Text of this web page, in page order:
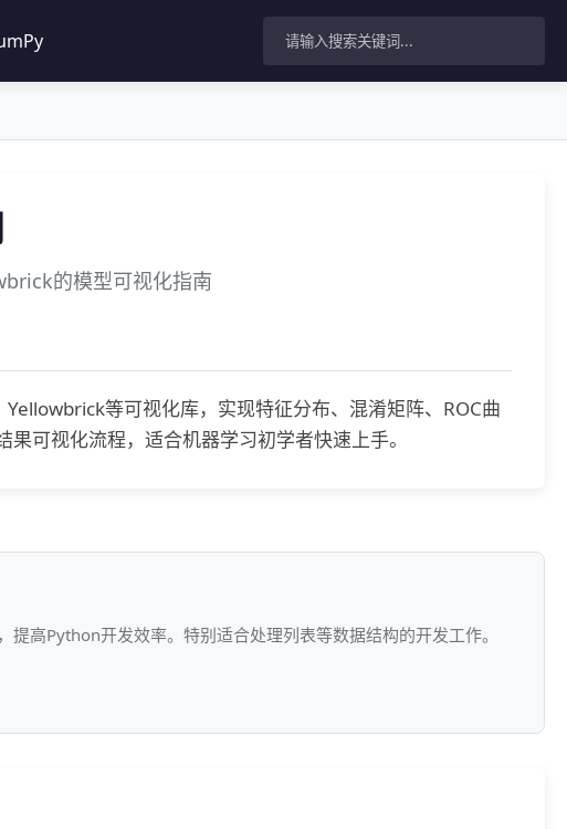
的模型可视化指南
等可视化库，实现特征分布、混淆矩阵、ROC曲
可视化流程，适合机器学习初学者快速上手。
高Python开发效率。特别适合处理列表等数据结构的开发工作。